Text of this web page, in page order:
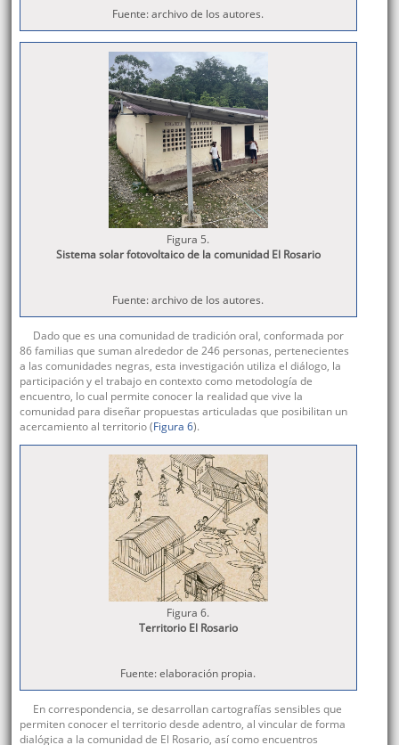
Fuente: archivo de los autores.
Figura 5.
Sistema solar fotovoltaico de la comunidad El Rosario
Fuente: archivo de los autores.
Dado que es una comunidad de tradición oral, conformada por
86 familias que suman alrededor de 246 personas, pertenecientes
a las comunidades negras, esta investigación utiliza el diálogo, la
participación y el trabajo en contexto como metodología de
encuentro, lo cual permite conocer la realidad que vive la
comunidad para diseñar propuestas articuladas que posibilitan un
acercamiento al territorio (Figura 6).
Figura 6.
Territorio El Rosario
Fuente: elaboración propia.
En correspondencia, se desarrollan cartografías sensibles que
permiten conocer el territorio desde adentro, al vincular de forma
dialógica a la comunidad de El Rosario, así como encuentros